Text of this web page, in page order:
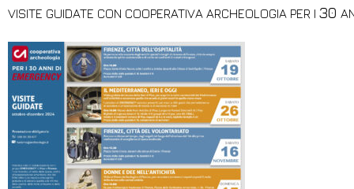
VISITE GUIDATE CON COOPERATIVA ARCHEOLOGIA PER I 30